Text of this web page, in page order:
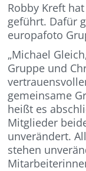
Robby Kreft
geführt. Dafür
europafoto
„Michael
Gruppe und
gemeinsame
heißt es
Mitglieder
unverändert.
stehen